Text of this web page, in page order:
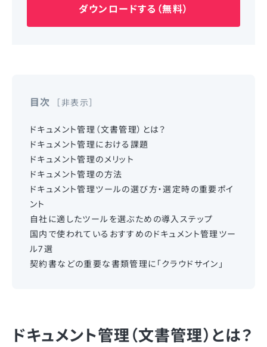
ダウンロードする（無料）
目次 非表示
ドキュメント管理（文書管理）とは？
ドキュメント管理における課題
ドキュメント管理のメリット
ドキュメント管理の方法
ドキュメント管理ツールの選び方・選定時の重要ポイ
ント
自社に適したツールを選ぶための導入ステップ
国内で使われているおすすめのドキュメント管理ツー
ル7選
契約書などの重要な書類管理に「クラウドサイン」
ドキュメント管理（文書管理）とは？